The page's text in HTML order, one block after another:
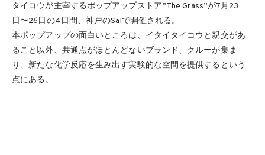
タイコウが主宰するポップアップストア”The Grass”が7月23
日〜26日の4日間、神戸のSalで開催される。
本ポップアップの面白いところは、イタイタイコウと親交があ
ること以外、共通点がほとんどないブランド、クルーが集ま
り、新たな化学反応を生み出す実験的な空間を提供するという
点にある。